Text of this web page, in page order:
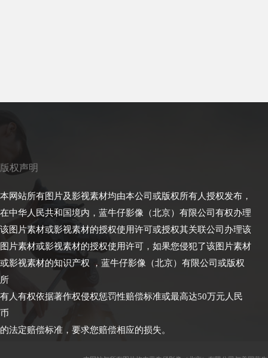
版权声明
本网站所有图片及影视素材均由本公司或版权所有人授权发布，
在中华人民共和国境内，蓝牛仔影像（北京）有限公司有权办理
该图片素材或影视素材的授权使用许可或授权其关联公司办理该
图片素材或影视素材的授权使用许可，如果您侵犯了该图片素材
或影视素材的知识产权 ，蓝牛仔影像（北京）有限公司或版权
所
有人有权依据著作权侵权惩罚性赔偿标准或最高达50万元人民
币
的法定赔偿标准，要求您赔偿相应的损失。